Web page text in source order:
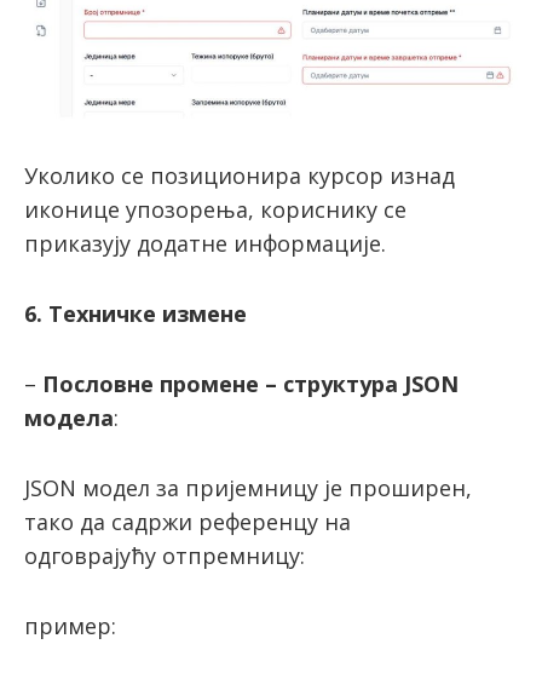
Уколико се позиционира курсор изнад
иконице упозорења, кориснику се
приказују додатне информације.
6. Техничке измене
– Пословне промене – структура JSON
модела:
JSON модел за пријемницу је проширен,
тако да садржи референцу на
одговрајућу отпремницу:
пример: